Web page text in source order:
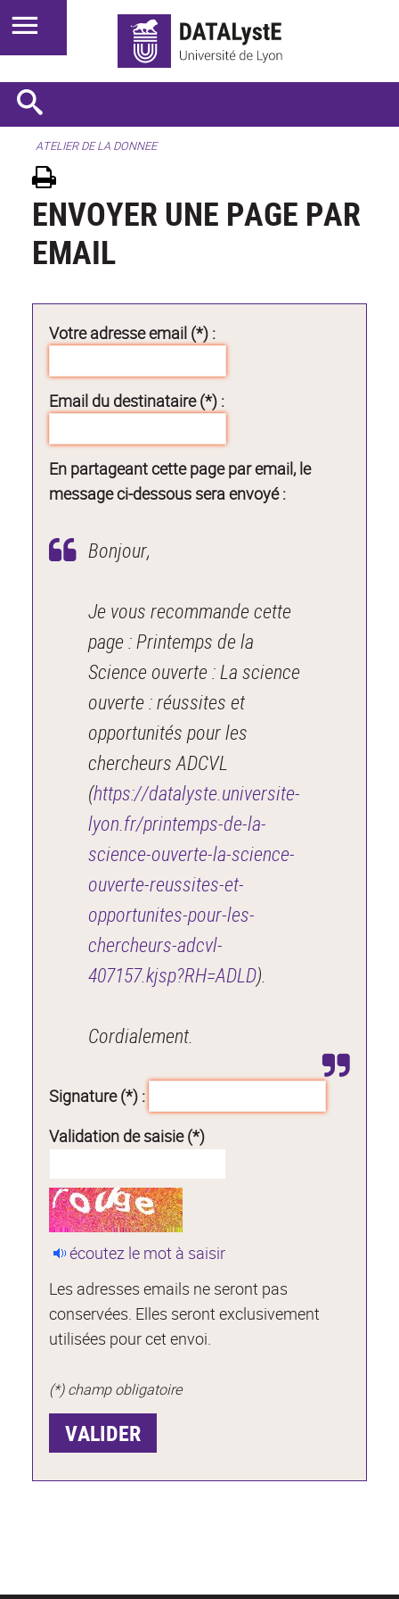
ATELIER DE LA DONNEE
ENVOYER UNE PAGE PAR
EMAIL
Votre adresse email (*) :
Email du destinataire (*) :
En partageant cette page par email, le
message ci-dessous sera envoyé :
Bonjour,
Je vous recommande cette
page : Printemps de la
Science ouverte : La science
ouverte : réussites et
opportunités pour les
chercheurs ADCVL
(https://datalyste.universite-
lyon.fr/printemps-de-la-
science-ouverte-la-science-
ouverte-reussites-et-
opportunites-pour-les-
chercheurs-adcvl-
407157.kjsp?RH=ADLD).
Cordialement.
Signature (*) :
Validation de saisie (*)
écoutez le mot à saisir
Les adresses emails ne seront pas
conservées. Elles seront exclusivement
utilisées pour cet envoi.
(*) champ obligatoire